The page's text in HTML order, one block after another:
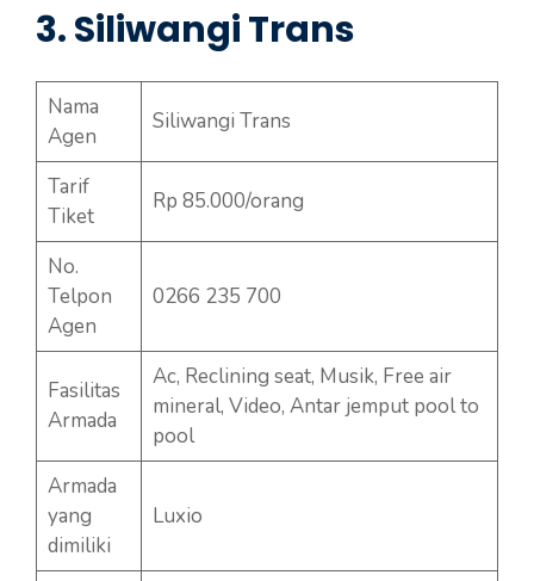
3. Siliwangi Trans
Nama
Agen
Siliwangi Trans
Tarif
Tiket
Rp 85.000/orang
No.
Telpon
Agen
0266 235 700
Fasilitas
Armada
Ac, Reclining seat, Musik, Free air
mineral, Video, Antar jemput pool to
pool
Armada
yang
dimiliki
Luxio